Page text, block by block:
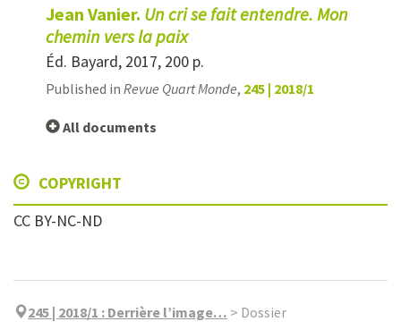
Jean Vanier. Un cri se fait entendre. Mon
chemin vers la paix
Éd. Bayard, 2017, 200 p.
Published in Revue Quart Monde, 245 | 2018/1
All documents
COPYRIGHT
CC BY-NC-ND
245 | 2018/1 : Derrière l’image… > Dossier